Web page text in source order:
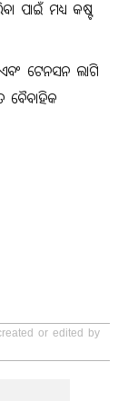
ପାଇଁ ମଧ୍ୟ କଷ୍ଟ
ଟେନସନ ଲାଗି
ବୈବାହିକ
or edited by